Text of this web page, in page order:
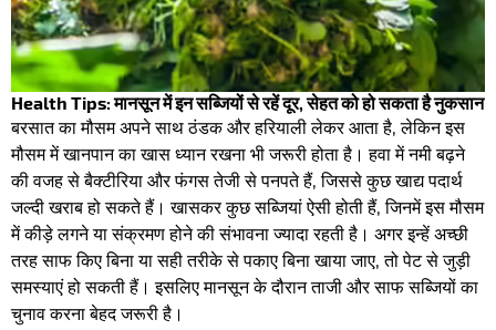
Health Tips: मानसून में इन सब्जियों से रहें दूर, सेहत को हो सकता है नुकसान
बरसात का मौसम अपने साथ ठंडक और हरियाली लेकर आता है, लेकिन इस
मौसम में खानपान का खास ध्यान रखना भी जरूरी होता है। हवा में नमी बढ़ने
की वजह से बैक्टीरिया और फंगस तेजी से पनपते हैं, जिससे कुछ खाद्य पदार्थ
जल्दी खराब हो सकते हैं। खासकर कुछ सब्जियां ऐसी होती हैं, जिनमें इस मौसम
में कीड़े लगने या संक्रमण होने की संभावना ज्यादा रहती है। अगर इन्हें अच्छी
तरह साफ किए बिना या सही तरीके से पकाए बिना खाया जाए, तो पेट से जुड़ी
समस्याएं हो सकती हैं। इसलिए मानसून के दौरान ताजी और साफ सब्जियों का
चुनाव करना बेहद जरूरी है।